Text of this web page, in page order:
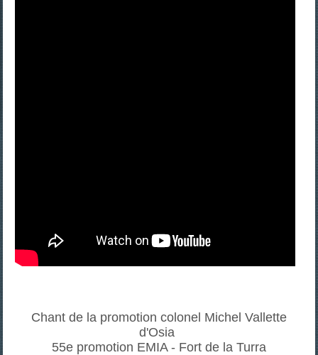
Chant de la promotion colonel Michel Vallette
d'Osia
55e promotion EMIA - Fort de la Turra